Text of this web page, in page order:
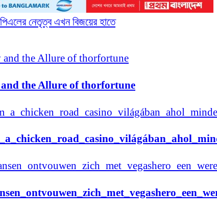
নেতৃত্ব এখন বিজয়ের হাতে
and the Allure of thorfortune